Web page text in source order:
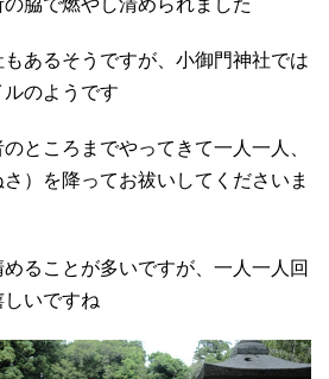
あるそうですが、小御門神社では
のようです
ところまでやってきて一人一人、
）を降ってお祓いしてくださいま
ることが多いですが、一人一人回
いですね